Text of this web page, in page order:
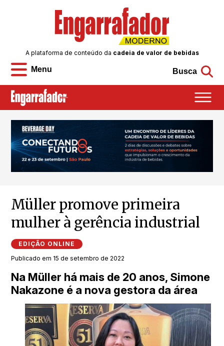
Menu
A plataforma de conteúdo da cadeia de valor de bebidas
Busca
Müller promove primeira
mulher à gerência industrial
EDIÇÃO ONLINE
Publicado em 15 de setembro de 2022
Na Müller há mais de 20 anos, Simone
Nakazone é a nova gestora da área